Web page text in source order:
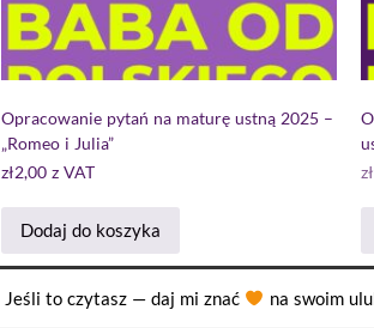
Opracowanie pytań na maturę ustną 2025 –
„Romeo i Julia”
zł2,00 z VAT
Dodaj do koszyka
zł
Jeśli to czytasz — daj mi znać na swoim